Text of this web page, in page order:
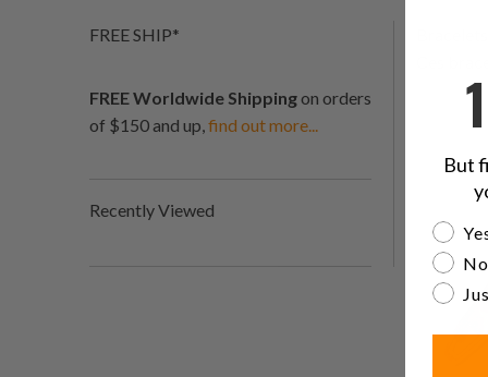
FREE SHIP*
FREE Worldwide Shippingon orders
of $150 and up,find out more...
Recently Viewed
Ces
But
Are